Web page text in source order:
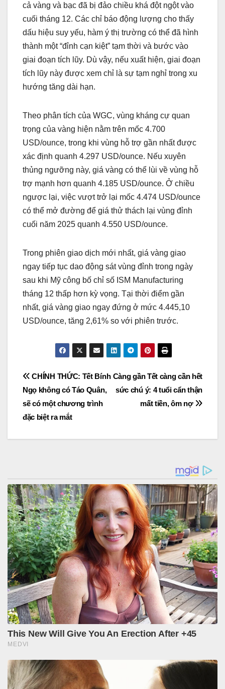
cả vàng và bạc đã bị đảo chiều khá đột ngột vào
cuối tháng 12. Các chỉ báo động lượng cho thấy
dấu hiệu suy yếu, hàm ý thị trường có thể đã hình
thành một “đỉnh cạn kiệt” tạm thời và bước vào
giai đoạn tích lũy. Dù vậy, nếu xuất hiện, giai đoạn
tích lũy này được xem chỉ là sự tạm nghỉ trong xu
hướng tăng dài hạn.
Theo phân tích của WGC, vùng kháng cự quan
trọng của vàng hiện nằm trên mốc 4.700
USD/ounce, trong khi vùng hỗ trợ gần nhất được
xác định quanh 4.297 USD/ounce. Nếu xuyên
thủng ngưỡng này, giá vàng có thể lùi về vùng hỗ
trợ mạnh hơn quanh 4.185 USD/ounce. Ở chiều
ngược lại, việc vượt trở lại mốc 4.474 USD/ounce
có thể mở đường để giá thử thách lại vùng đỉnh
cuối năm 2025 quanh 4.550 USD/ounce.
Trong phiên giao dịch mới nhất, giá vàng giao
ngay tiếp tục dao động sát vùng đỉnh trong ngày
sau khi Mỹ công bố chỉ số ISM Manufacturing
tháng 12 thấp hơn kỳ vọng. Tại thời điểm gần
nhất, giá vàng giao ngay đứng ở mức 4.445,10
USD/ounce, tăng 2,61% so với phiên trước.
Post
navigation
Càng gần Tết càng cần hết
sức chú ý: 4 tuổi cẩn thận
mất tiền, ôm nợ
CHÍNH THỨC: Tết Bính
Ngọ không có Táo Quân,
sẽ có một chương trình
đặc biệt ra mắt